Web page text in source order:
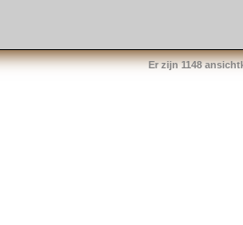
Er zijn 1148